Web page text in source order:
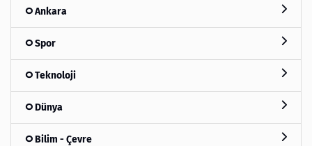
Ankara
Spor
Teknoloji
Dünya
Bilim - Çevre